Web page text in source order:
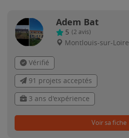
Adem Bat
5 (2 avis)
Montlouis-sur-Loire
Vérifié
91 projets acceptés
3 ans d'expérience
Voir sa fiche